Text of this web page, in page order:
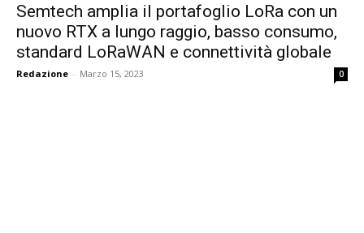
Semtech amplia il portafoglio LoRa con un
nuovo RTX a lungo raggio, basso consumo,
standard LoRaWAN e connettività globale
Redazione - Marzo 15, 2023 0